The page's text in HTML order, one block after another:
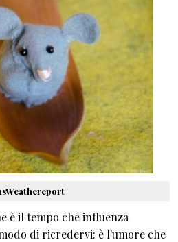
è il tempo che influenza
di ricredervi: è l'umore che